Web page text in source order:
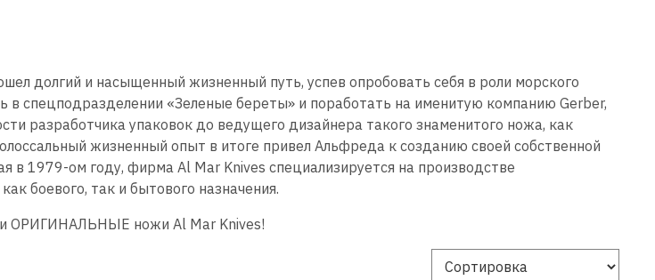
долгий и насыщенный жизненный путь, успев опробовать себя в роли морского
в спецподразделении «Зеленые береты» и поработать на именитую компанию Gerber,
разработчика упаковок до ведущего дизайнера такого знаменитого ножа, как
жизненный опыт в итоге привел Альфреда к созданию своей собственной
в 1979-ом году, фирмаAl Mar Knives специализируется на производстве
боевого, так и бытового назначения.
ОРИГИНАЛЬНЫЕ ножиAl Mar Knives!